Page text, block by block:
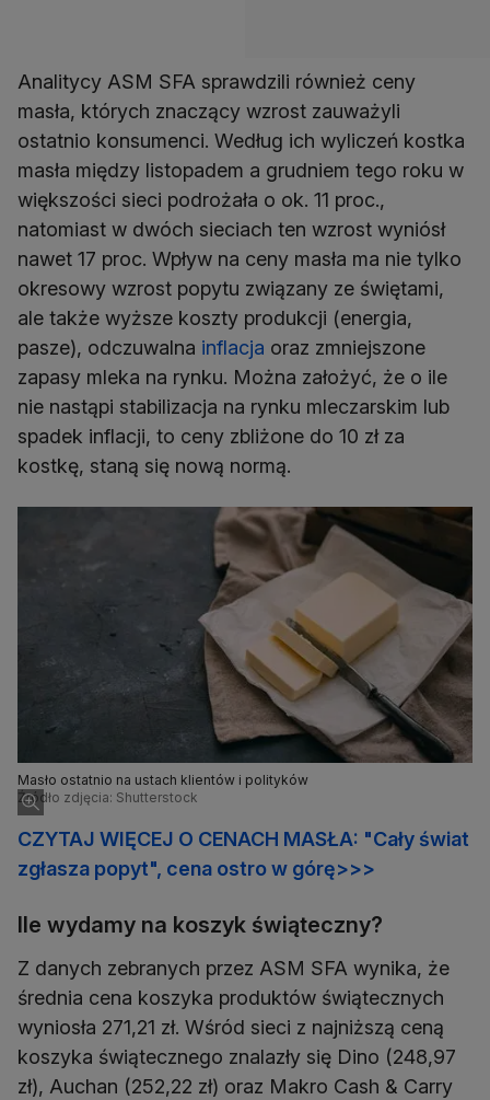
Analitycy ASM SFA sprawdzili również ceny
masła, których znaczący wzrost zauważyli
ostatnio konsumenci. Według ich wyliczeń kostka
masła między listopadem a grudniem tego roku w
większości sieci podrożała o ok. 11 proc.,
natomiast w dwóch sieciach ten wzrost wyniósł
nawet 17 proc. Wpływ na ceny masła ma nie tylko
okresowy wzrost popytu związany ze świętami,
ale także wyższe koszty produkcji (energia,
pasze), odczuwalna inflacja oraz zmniejszone
zapasy mleka na rynku. Można założyć, że o ile
nie nastąpi stabilizacja na rynku mleczarskim lub
spadek inflacji, to ceny zbliżone do 10 zł za
kostkę, staną się nową normą.
Masło ostatnio na ustach klientów i polityków
Źródło zdjęcia: Shutterstock
CZYTAJ WIĘCEJ O CENACH MASŁA: "Cały świat
zgłasza popyt", cena ostro w górę>>>
Ile wydamy na koszyk świąteczny?
Z danych zebranych przez ASM SFA wynika, że
średnia cena koszyka produktów świątecznych
wyniosła 271,21 zł. Wśród sieci z najniższą ceną
koszyka świątecznego znalazły się Dino (248,97
zł), Auchan (252,22 zł) oraz Makro Cash & Carry